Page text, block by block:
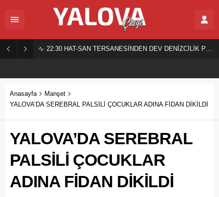
22:30 HAT-SAN TERSANESİNDEN DEV DENİZCİLİK PROJESİ!
Anasayfa
Manşet
YALOVA’DA SEREBRAL PALSİLİ ÇOCUKLAR ADINA FİDAN DİKİLDİ
YALOVA’DA SEREBRAL
PALSİLİ ÇOCUKLAR
ADINA FİDAN DİKİLDİ